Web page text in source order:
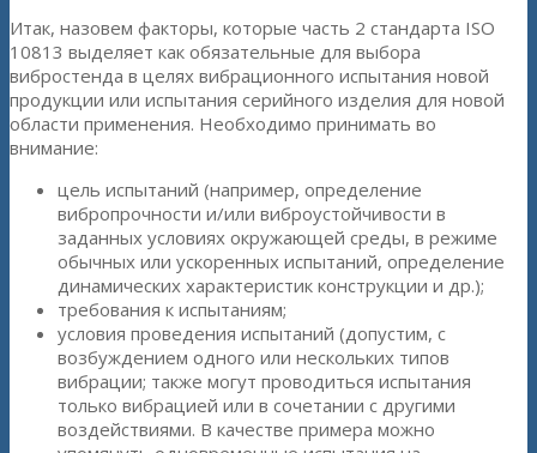
Итак, назовем факторы, которые часть 2 стандарта ISO
10813 выделяет как обязательные для выбора
вибростенда в целях вибрационного испытания новой
продукции или испытания серийного изделия для новой
области применения. Необходимо принимать во
внимание:
цель испытаний (например, определение
вибропрочности и/или виброустойчивости в
заданных условиях окружающей среды, в режиме
обычных или ускоренных испытаний, определение
динамических характеристик конструкции и др.);
требования к испытаниям;
условия проведения испытаний (допустим, с
возбуждением одного или нескольких типов
вибрации; также могут проводиться испытания
только вибрацией или в сочетании с другими
воздействиями. В качестве примера можно